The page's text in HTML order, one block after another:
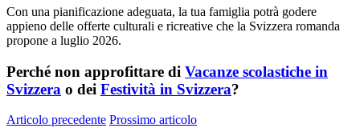
Con una pianificazione adeguata, la tua famiglia potrà godere
appieno delle offerte culturali e ricreative che la Svizzera romanda
propone a luglio 2026.
Perché non approfittare di Vacanze scolastiche in
Svizzera o dei Festività in Svizzera?
Articolo precedente Prossimo articolo